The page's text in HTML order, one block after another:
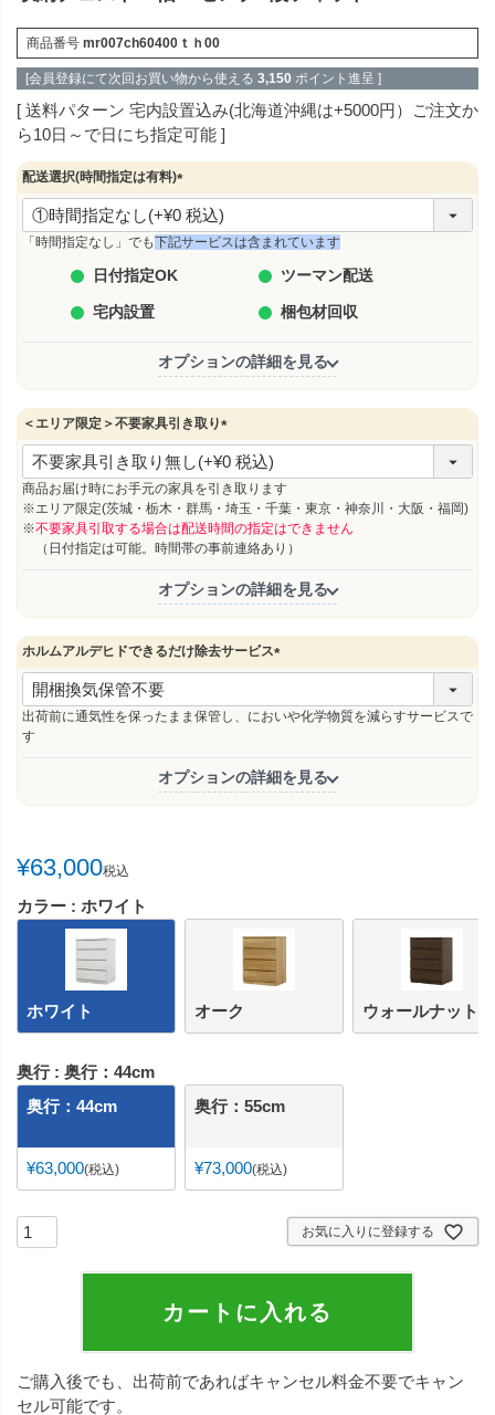
商品番号 mr007ch60400ｔｈ00
[会員登録にて次回お買い物から使える 3,150 ポイント進呈 ]
送料パターン 宅内設置込み(北海道沖縄は+5000円）ご注文か
ら10日～で日にち指定可能
配送選択(時間指定は有料)
(
必
須
「時間指定なし」でも下記サービスは含まれています
日付指定OK ツーマン配送
宅内設置 梱包材回収
オプションの詳細を見る
＜エリア限定＞不要家具引き取り
(
必
須
商品お届け時にお手元の家具を引き取ります
※エリア限定(茨城・栃木・群馬・埼玉・千葉・東京・神奈川・大阪・福岡)
※不要家具引取する場合は配送時間の指定はできません
（日付指定は可能。時間帯の事前連絡あり）
オプションの詳細を見る
ホルムアルデヒドできるだけ除去サービス
(
須
出荷前に通気性を保ったまま保管し、においや化学物質を減らすサービスで
す
オプションの詳細を見る
¥63,000税込
カラー ホワイト
ホワイト オーク ウォールナット
奥行
奥行：44cm
奥行：44cm
¥63,000 税込
奥行：55cm
¥73,000 税込
お気に入りに登録する
カートに入れる
ご購入後でも、出荷前であればキャンセル料金不要でキャン
セル可能です。